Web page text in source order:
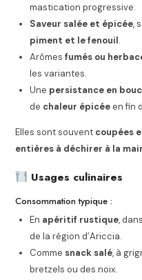
mastication progressive.
Saveur salée et épicée,
piment et le fenouil.
Arômesfumés ou
les variantes.
Une persistance en
de chaleur épicéeen fin
Elles sont souvent coupées
entières à déchirer à la
Usages culinaires
Consommation typique :
En apéritif rustique,
de la région d’Ariccia.
Comme snack salé, à
bretzels ou des noix.